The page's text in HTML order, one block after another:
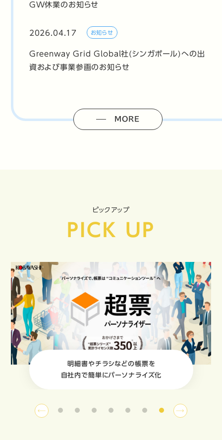
GW休業のお知らせ
2026.04.17 お知らせ
Greenway Grid Global社(シンガポール)への出
資および事業参画のお知らせ
MORE
ピックアップ
PICK UP
明細書やチラシなどの帳票を
自社内で簡単にパーソナライズ化